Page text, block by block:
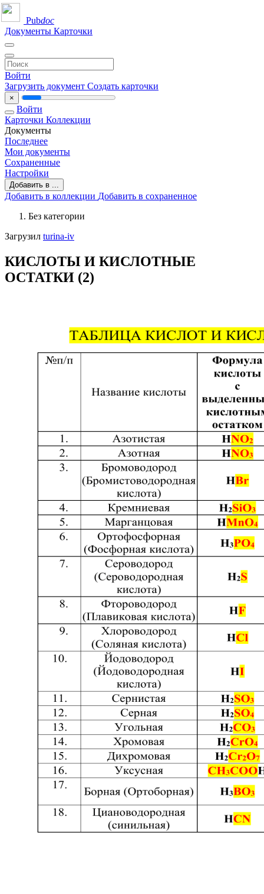
Pubdoc
Документы Карточки
Войти
Загрузить документ Создать карточки
×
Войти
Карточки Коллекции
Документы
Последнее
Мои документы
Сохраненные
Настройки
Добавить в ...
Добавить в коллекции Добавить в сохраненное
Без категории
Загрузил turina-iv
КИСЛОТЫ И КИСЛОТНЫЕ
ОСТАТКИ (2)